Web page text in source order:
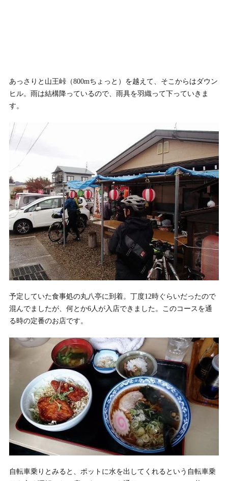
あっさりと山王峠（800mちょっと）を越えて、そこからはダウン
ヒル。雨は結構降っているので、雨具を羽織って下っていきま
す。
予定していた食事処の丸八亭に到着。丁度12時ぐらいだったので
混んでましたが、何とか6人が入店できました。このコースを通
る時の定番のお店です。
自転車乗りとみると、ポットに水を出してくれるという自転車乗